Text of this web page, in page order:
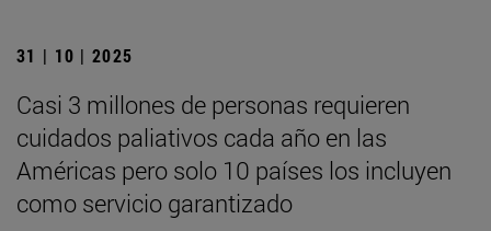
31 | 10 | 2025
Casi 3 millones de personas requieren
cuidados paliativos cada año en las
Américas pero solo 10 países los incluyen
como servicio garantizado